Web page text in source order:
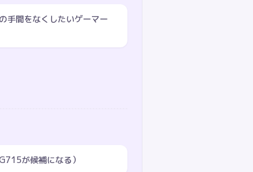
手間をなくしたいゲーマー
が候補になる）